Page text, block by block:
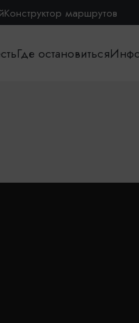
Конструктор маршрутов
Где остановиться